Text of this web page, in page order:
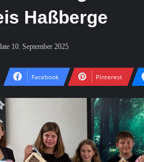
Haßberge
10. September 2025
Facebook Pinterest